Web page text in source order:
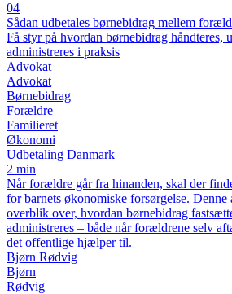
04
Sådan udbetales børnebidrag mellem
Få styr på hvordan børnebidrag håndteres,
administreres i praksis
Advokat
Advokat
Børnebidrag
Forældre
Familieret
Økonomi
Udbetaling Danmark
2 min
Når forældre går fra hinanden, skal der
for barnets økonomiske forsørgelse.
overblik over, hvordan børnebidrag
administreres – både når forældrene selv
det offentlige hjælper til.
Bjørn Rødvig
Bjørn
Rødvig